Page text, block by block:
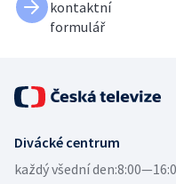
kontaktní
formulář
Divácké centrum
každý všední den: